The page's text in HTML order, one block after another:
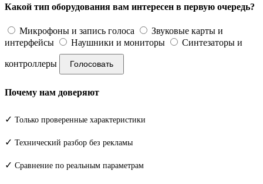
Какой тип оборудования вам интересен в первую очередь?
Микрофоны и запись голоса
Звуковые карты и
интерфейсы
Наушники и мониторы Синтезаторы и
контроллеры Голосовать
Почему нам доверяют
✓ Только проверенные характеристики
✓ Технический разбор без рекламы
✓ Сравнение по реальным параметрам